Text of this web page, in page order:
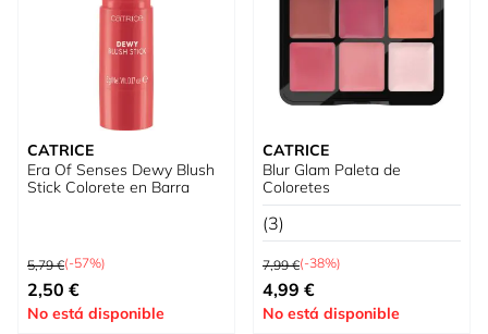
CATRICE
Era Of Senses Dewy Blush
Stick Colorete en Barra
Precio habitual
5,79 €(-57%)
Precio especial
2,50 €
No está disponible
CATRICE
Blur Glam Paleta de
Coloretes
(3)
Precio habitual
7,99 €(-38%)
Precio especial
4,99 €
No está disponible